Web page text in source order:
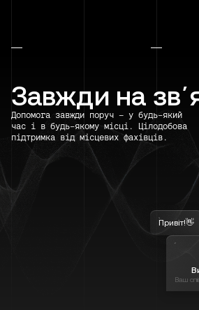
Завжди на
Допомога завжди поруч — у будь-який
час і в будь-якому місці. Цілодобова
підтримка від місцевих фахівців.
Привіт!👋
Ваш